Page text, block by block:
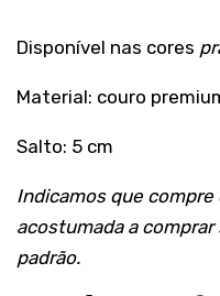
Disponível nas cores
Material: couro
Salto: 5 cm
Indicamos que
acostumada a
padrão.